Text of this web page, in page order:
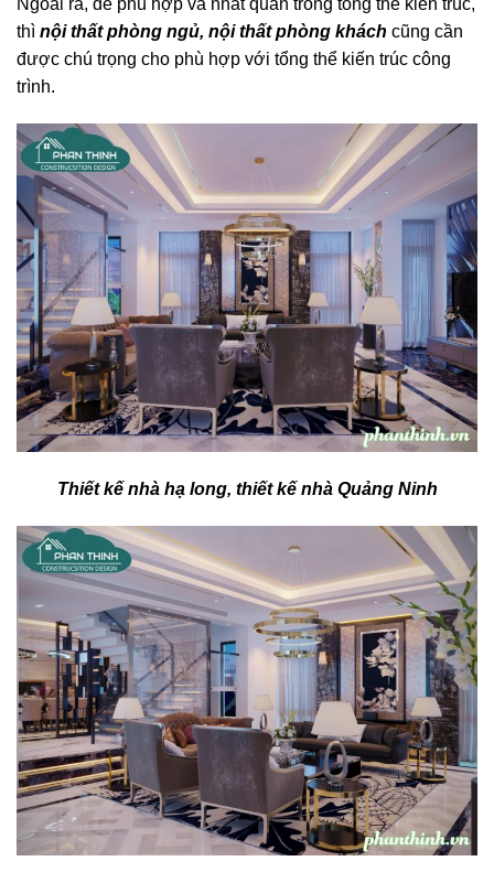
thì nội thất phòng ngủ, nội thất phòng khách cũng cần
được chú trọng cho phù hợp với tổng thể kiến trúc công
trình.
Thiết kế nhà hạ long, thiết kế nhà Quảng Ninh